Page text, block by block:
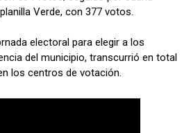
Verde, con 377 votos.
electoral para elegir a los
del municipio, transcurrió en total
los centros de votación.